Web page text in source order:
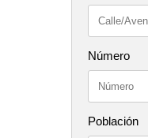
Número
Población